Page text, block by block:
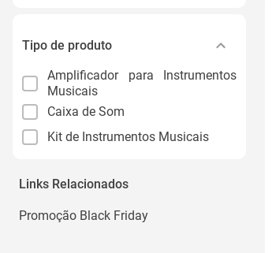
Tipo de produto
Amplificador para Instrumentos
Musicais
Caixa de Som
Kit de Instrumentos Musicais
Links Relacionados
Promoção Black Friday